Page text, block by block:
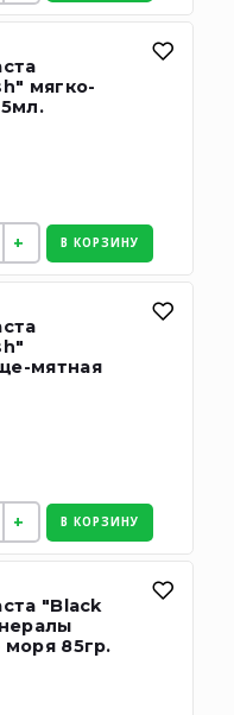
мягко-
В КОРЗИНУ
мятная
В КОРЗИНУ
"Black
85гр.